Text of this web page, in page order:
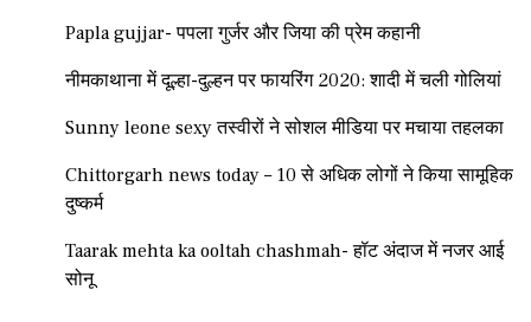
Papla gujjar- पपला गुर्जर और जिया की प्रेम कहानी
नीमकाथाना में दूल्हा-दुल्हन पर फायरिंग 2020: शादी में चली गोलियां
Sunny leone sexy तस्वीरों ने सोशल मीडिया पर मचाया तहलका
Chittorgarh news today – 10 से अधिक लोगों ने किया सामूहिक
दुष्कर्म
Taarak mehta ka ooltah chashmah- हॉट अंदाज में नजर आई
सोनू